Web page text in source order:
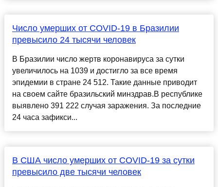
Число умерших от COVID-19 в Бразилии
превысило 24 тысячи человек
В Бразилии число жертв коронавируса за сутки
увеличилось на 1039 и достигло за все время
эпидемии в стране 24 512. Такие данные приводит
на своем сайте бразильский минздрав.В республике
выявлено 391 222 случая заражения. За последние
24 часа зафикси...
В США число умерших от COVID-19 за сутки
превысило две тысячи человек